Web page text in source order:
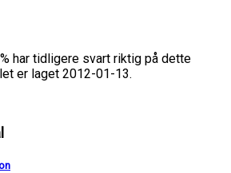
har tidligere svart riktig på dette
er laget 2012-01-13.